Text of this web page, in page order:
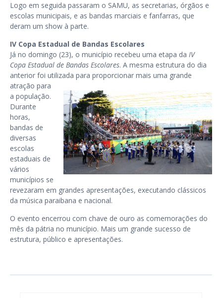
Logo em seguida passaram o SAMU, as secretarias, órgãos e
escolas municipais, e as bandas marciais e fanfarras, que
deram um show à parte.
IV Copa Estadual de Bandas Escolares
Já no domingo (23), o município recebeu uma etapa da IV
Copa Estadual de Bandas Escolares. A mesma estrutura do dia
anterior foi utilizada para proporcionar mais uma grande
atração para
a população.
Durante
horas,
bandas de
diversas
escolas
estaduais de
vários
municípios se
revezaram em grandes apresentações, executando clássicos
da música paraibana e nacional.
O evento encerrou com chave de ouro as comemorações do
mês da pátria no município. Mais um grande sucesso de
estrutura, público e apresentações.